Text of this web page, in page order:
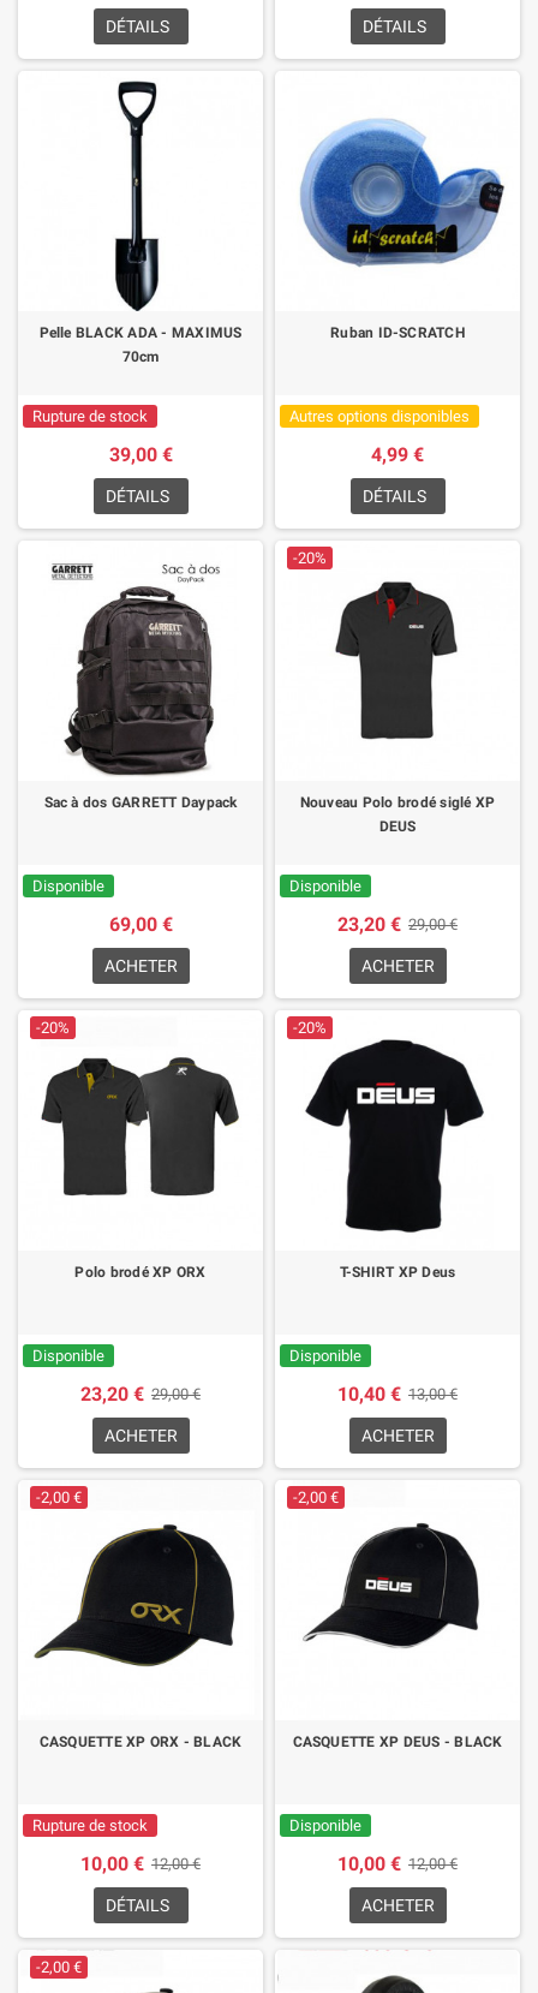
DÉTAILS DÉTAILS
Pelle BLACK ADA - MAXIMUS
70cm
Rupture de stock
39,00 €
DÉTAILS
Ruban ID-SCRATCH
Autres options disponibles
4,99 €
DÉTAILS
Sac à dos GARRETT Daypack
Disponible
69,00 €
ACHETER
-20%
Nouveau Polo brodé siglé XP
DEUS
Disponible
23,20 € 29,00 €
ACHETER
-20%
Polo brodé XP ORX
Disponible
23,20 € 29,00 €
ACHETER
-20%
T-SHIRT XP Deus
Disponible
10,40 € 13,00 €
ACHETER
-2,00 €
CASQUETTE XP ORX - BLACK
Rupture de stock
10,00 € 12,00 €
DÉTAILS
-2,00 €
CASQUETTE XP DEUS - BLACK
Disponible
10,00 € 12,00 €
ACHETER
-2,00 €